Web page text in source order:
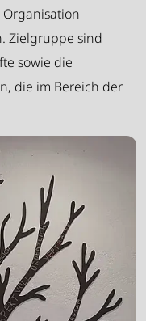
Zielgruppe sind
sowie die
die im Bereich der